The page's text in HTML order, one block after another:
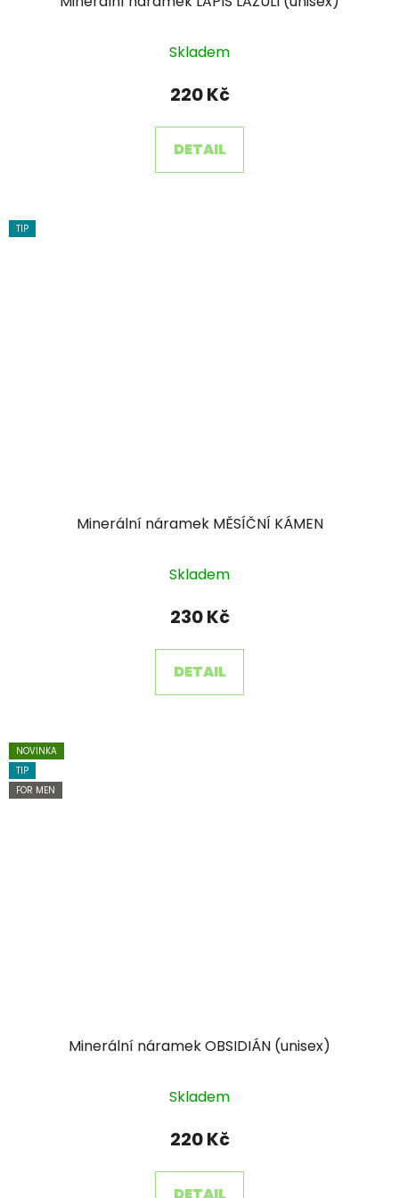
Skladem
220 Kč
DETAIL
TIP
Minerální náramek MĚSÍČNÍ KÁMEN
Skladem
230 Kč
DETAIL
NOVINKA
TIP
FOR MEN
Minerální náramek OBSIDIÁN (unisex)
Skladem
220 Kč